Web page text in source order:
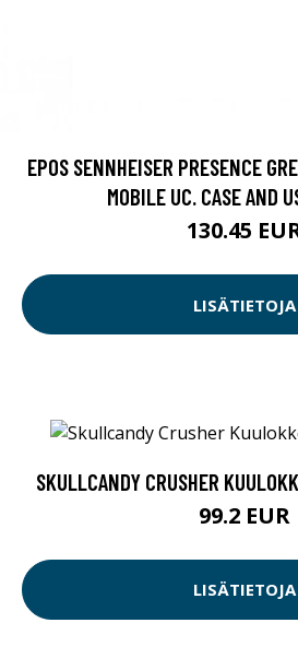
EPOS SENNHEISER PRESENCE
MOBILE UC. CASE AND
130.45
LISÄTIETOJA
SKULLCANDY CRUSHER
99.2 EUR
LISÄTIETOJA